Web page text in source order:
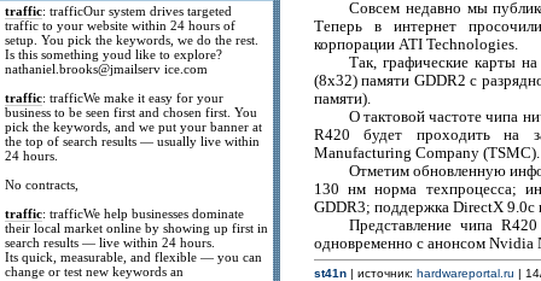
traffic: trafficOur system drives targeted
traffic to your website within 24 hours of
setup. You pick the keywords, we do the rest.
Is this something youd like to explore?
nathaniel.brooks@jmailserv ice.com
traffic: trafficWe make it easy for your
business to be seen first and chosen first. You
pick the keywords, and we put your banner at
the top of search results — usually live within
24 hours.
No contracts,
traffic: trafficWe help businesses dominate
their local market online by showing up first in
search results — live within 24 hours.
Its quick, measurable, and flexible — you can
change or test new keywords an
Совсем недавно мы
Теперь в интернет
корпорации ATI Technologies.
Так, графические карты
(8х32) памяти GDDR2 с
памяти).
О тактовой частоте чипа
R420 будет проходить на
Manufacturing Company (TSMC).
Отметим обновленную
130 нм норма техпроцесса;
GDDR3; поддержка DirectX 9.0c
Представление чипа
одновременно с анонсом Nvidia
st41n| источник: hardwareportal.ru |